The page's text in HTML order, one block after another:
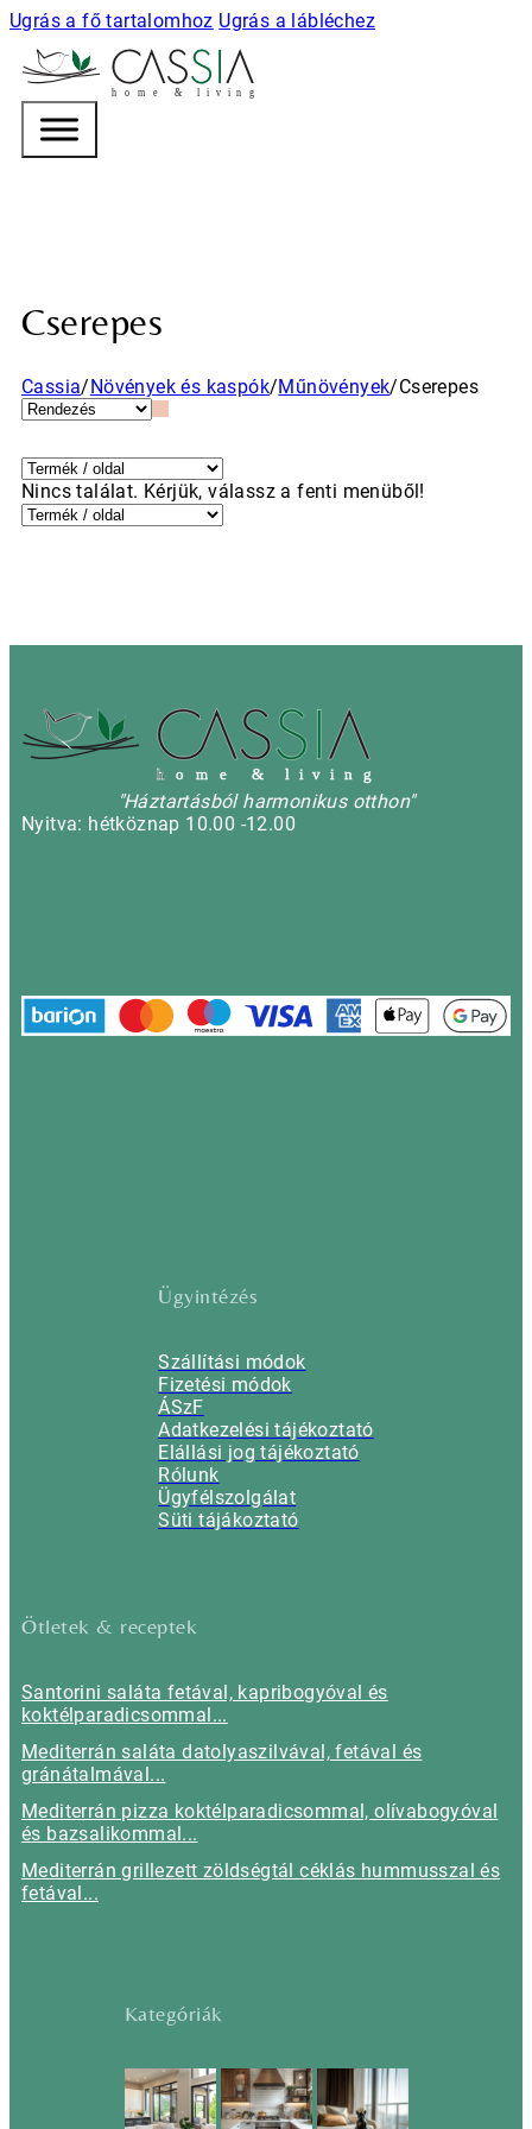
Ugrás a fő tartalomhoz Ugrás a lábléchez
h o m e & l i v i n g
Cserepes
Cassia/Növények és kaspók/Műnövények/Cserepes
Nincs találat. Kérjük, válassz a fenti menüből!
h o m e & l i v i n g
"Háztartásból harmonikus otthon"
Nyitva: hétköznap 10.00 -12.00
Ügyintézés
Szállítási módok
Fizetési módok
ÁSzF
Adatkezelési tájékoztató
Elállási jog tájékoztató
Rólunk
Ügyfélszolgálat
Süti tájákoztató
Ötletek & receptek
Santorini saláta fetával, kapribogyóval és
koktélparadicsommal...
Mediterrán saláta datolyaszilvával, fetával és
gránátalmával...
Mediterrán pizza koktélparadicsommal, olívabogyóval
és bazsalikommal...
Mediterrán grillezett zöldségtál céklás hummusszal és
fetával...
Kategóriák